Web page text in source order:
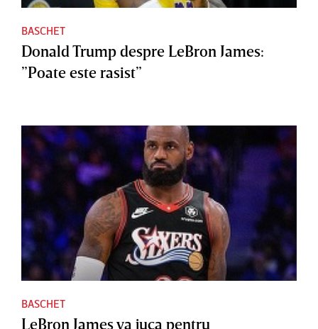
BASCHET
Donald Trump despre LeBron James:
”Poate este rasist”
BASCHET
LeBron James va juca pentru